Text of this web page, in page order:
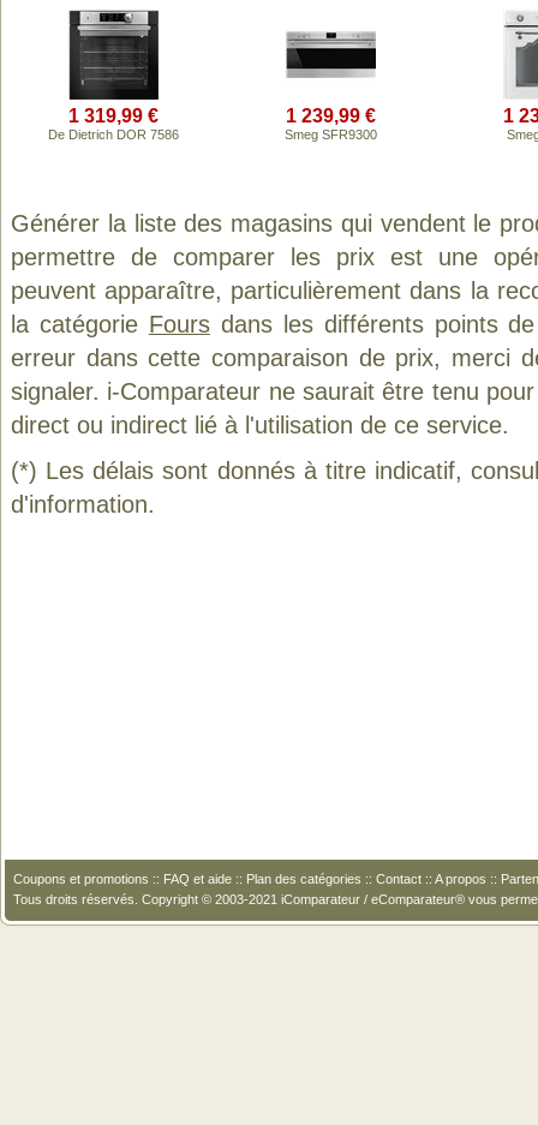
1 319,99 €
De Dietrich DOR 7586
1 239,99 €
Smeg SFR9300
1
Générer la liste des magasins qui vendent le
permettre de comparer les prix est une
peuvent apparaître, particulièrement dans la
la catégorie Foursdans les différents points
erreur dans cette comparaison de prix, merci
signaler. i-Comparateur ne saurait être tenu
direct ou indirect lié à l'utilisation de ce service.
(*) Les délais sont donnés à titre indicatif,
d'information.
Coupons et promotions :: FAQ et aide :: Plan des catégories :: Contact :: A propos ::
Tous droits réservés. Copyright © 2003-2021 iComparateur / eComparateur® vous